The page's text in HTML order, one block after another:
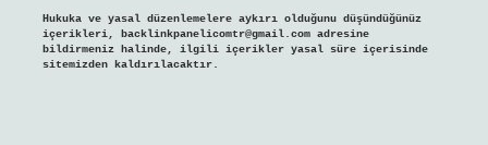
Hukuka ve yasal düzenlemelere aykırı olduğunu düşündüğünüz
içerikleri, backlinkpanelicomtr@gmail.comadresine
bildirmeniz halinde, ilgili içerikler yasal süre içerisinde
sitemizden kaldırılacaktır.